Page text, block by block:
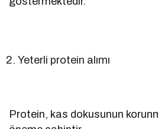
Yeterli protein alımı
Protein, kas dokusunun